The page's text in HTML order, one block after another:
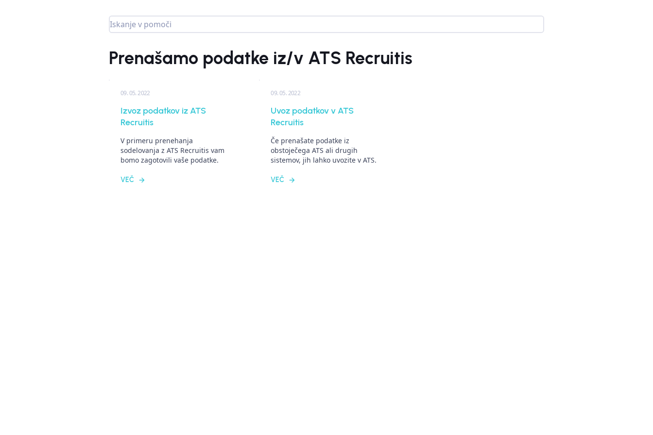
Prenašamo podatke iz/v ATS Recruitis
09. 05. 2022
Izvoz podatkov iz ATS
Recruitis
V primeru prenehanja
sodelovanja z ATS Recruitis vam
bomo zagotovili vaše podatke.
VEČ
09. 05. 2022
Uvoz podatkov v ATS
Recruitis
Če prenašate podatke iz
obstoječega ATS ali drugih
sistemov, jih lahko uvozite v ATS.
VEČ